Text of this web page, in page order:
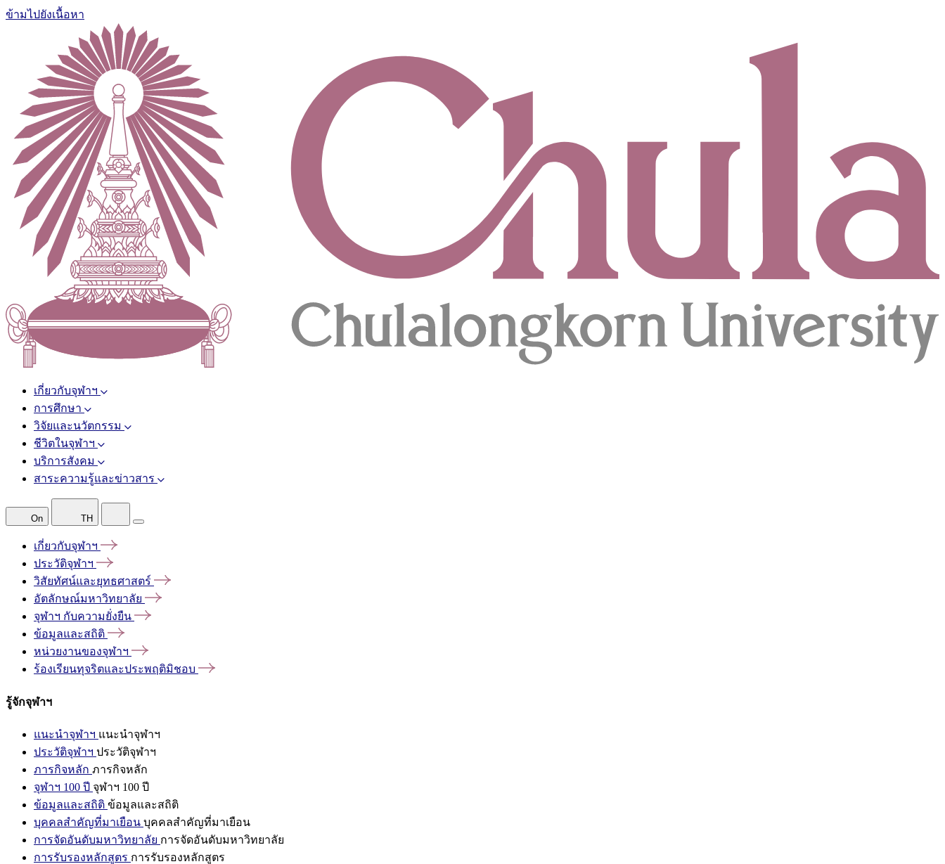
ข้ามไปยังเนื้อหา
เกี่ยวกับจุฬาฯ
การศึกษา
วิจัยและนวัตกรรม
ชีวิตในจุฬาฯ
บริการสังคม
สาระความรู้และข่าวสาร
On TH
เกี่ยวกับจุฬาฯ
ประวัติจุฬาฯ
วิสัยทัศน์และยุทธศาสตร์
อัตลักษณ์มหาวิทยาลัย
จุฬาฯ กับความยั่งยืน
ข้อมูลและสถิติ
หน่วยงานของจุฬาฯ
ร้องเรียนทุจริตและประพฤติมิชอบ
รู้จักจุฬาฯ
แนะนำจุฬาฯ แนะนำจุฬาฯ
ประวัติจุฬาฯ ประวัติจุฬาฯ
ภารกิจหลัก ภารกิจหลัก
จุฬาฯ 100 ปี จุฬาฯ 100 ปี
ข้อมูลและสถิติ ข้อมูลและสถิติ
บุคคลสำคัญที่มาเยือน บุคคลสำคัญที่มาเยือน
การจัดอันดับมหาวิทยาลัย การจัดอันดับมหาวิทยาลัย
การรับรองหลักสูตร การรับรองหลักสูตร